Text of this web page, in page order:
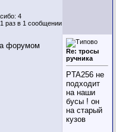
4
раз в 1 сообщении
Re: тросы
ручника
PTA256 не
подходит
на наши
бусы ! он
на старый
кузов